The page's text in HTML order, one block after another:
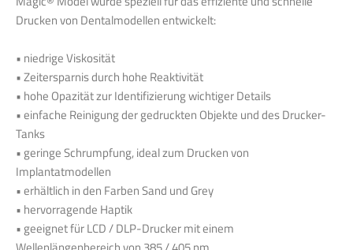
Drucken von Dentalmodellen entwickelt:
• niedrige Viskosität
• Zeitersparnis durch hohe Reaktivität
• hohe Opazität zur Identifizierung wichtiger Details
• einfache Reinigung der gedruckten Objekte und des Drucker-
Tanks
• geringe Schrumpfung, ideal zum Drucken von
Implantatmodellen
• erhältlich in den Farben Sand und Grey
• hervorragende Haptik
• geeignet für LCD / DLP-Drucker mit einem